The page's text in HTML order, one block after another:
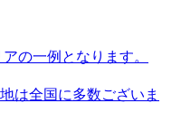
の一例となります。
は全国に多数ございま